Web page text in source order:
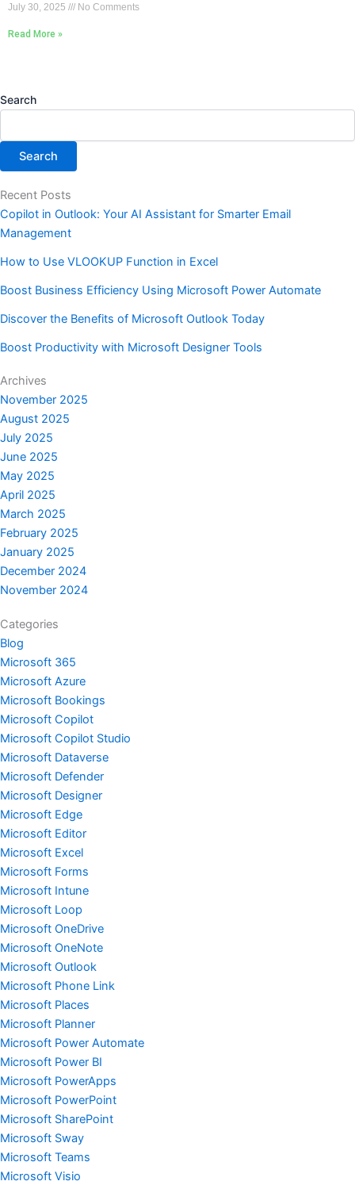
July 30, 2025 No Comments
Read More »
Search
Search
Recent Posts
Copilot in Outlook: Your AI Assistant for Smarter Email
Management
How to Use VLOOKUP Function in Excel
Boost Business Efficiency Using Microsoft Power Automate
Discover the Benefits of Microsoft Outlook Today
Boost Productivity with Microsoft Designer Tools
Archives
November 2025
August 2025
July 2025
June 2025
May 2025
April 2025
March 2025
February 2025
January 2025
December 2024
November 2024
Categories
Blog
Microsoft 365
Microsoft Azure
Microsoft Bookings
Microsoft Copilot
Microsoft Copilot Studio
Microsoft Dataverse
Microsoft Defender
Microsoft Designer
Microsoft Edge
Microsoft Editor
Microsoft Excel
Microsoft Forms
Microsoft Intune
Microsoft Loop
Microsoft OneDrive
Microsoft OneNote
Microsoft Outlook
Microsoft Phone Link
Microsoft Places
Microsoft Planner
Microsoft Power Automate
Microsoft Power BI
Microsoft PowerApps
Microsoft PowerPoint
Microsoft SharePoint
Microsoft Sway
Microsoft Teams
Microsoft Visio